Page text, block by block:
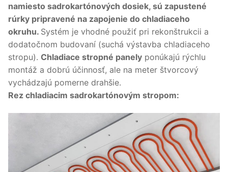
namiesto sadrokartónových dosiek, sú zapustené
rúrky pripravené na zapojenie do chladiaceho
okruhu. Systém je vhodné použiť pri rekonštrukcii a
dodatočnom budovaní (suchá výstavba chladiaceho
stropu). Chladiace stropné panely ponúkajú rýchlu
montáž a dobrú účinnosť, ale na meter štvorcový
vychádzajú pomerne drahšie.
Rez chladiacim sadrokartónovým stropom: